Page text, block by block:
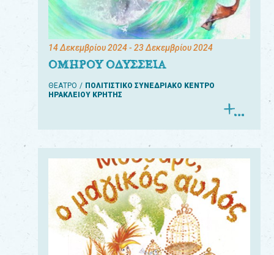
14 Δεκεμβρίου 2024- 23 Δεκεμβρίου 2024
ΟΜΗΡΟΥ ΟΔΥΣΣΕΙΑ
ΘΕΑΤΡΟ
ΠΟΛΙΤΙΣΤΙΚΟ ΣΥΝΕΔΡΙΑΚΟ ΚΕΝΤΡΟ
ΗΡΑΚΛΕΙΟΥ ΚΡΗΤΗΣ